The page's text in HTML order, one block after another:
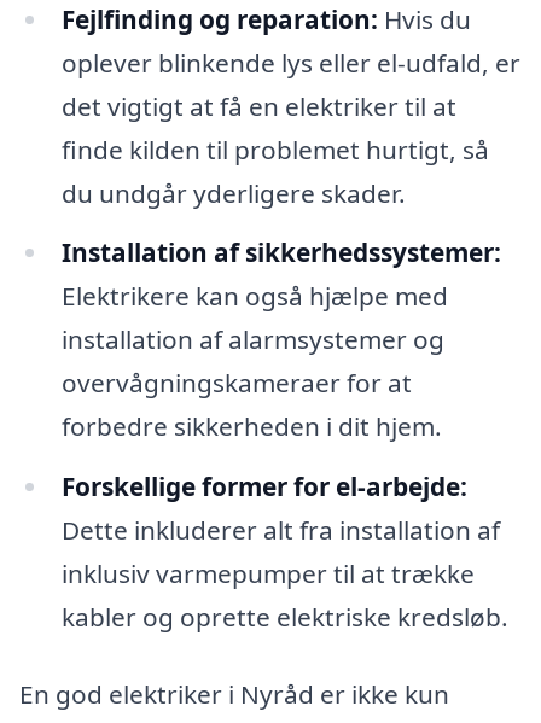
Fejlfinding og reparation: Hvis du
oplever blinkende lys eller el-udfald, er
det vigtigt at få en elektriker til at
finde kilden til problemet hurtigt, så
du undgår yderligere skader.
Installation af sikkerhedssystemer:
Elektrikere kan også hjælpe med
installation af alarmsystemer og
overvågningskameraer for at
forbedre sikkerheden i dit hjem.
Forskellige former for el-arbejde:
Dette inkluderer alt fra installation af
inklusiv varmepumper til at trække
kabler og oprette elektriske kredsløb.
En god elektriker i Nyråd er ikke kun